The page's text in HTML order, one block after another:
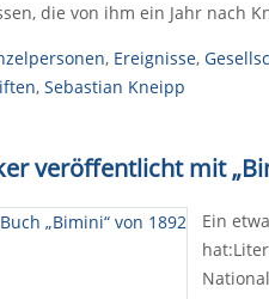
die von ihm ein Jahr nach
, Ereignisse,
, Sebastian Kneipp
veröffentlicht mit
Ein